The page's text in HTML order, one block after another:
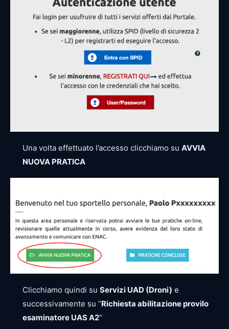
Una volta effettuato l’accesso clicchiamo su AVVIA
NUOVA PRATICA
Clicchiamo quindi su Servizi UAD (Droni) e
successivamente su “Richiesta abilitazione provilo
esaminatore UAS A2“